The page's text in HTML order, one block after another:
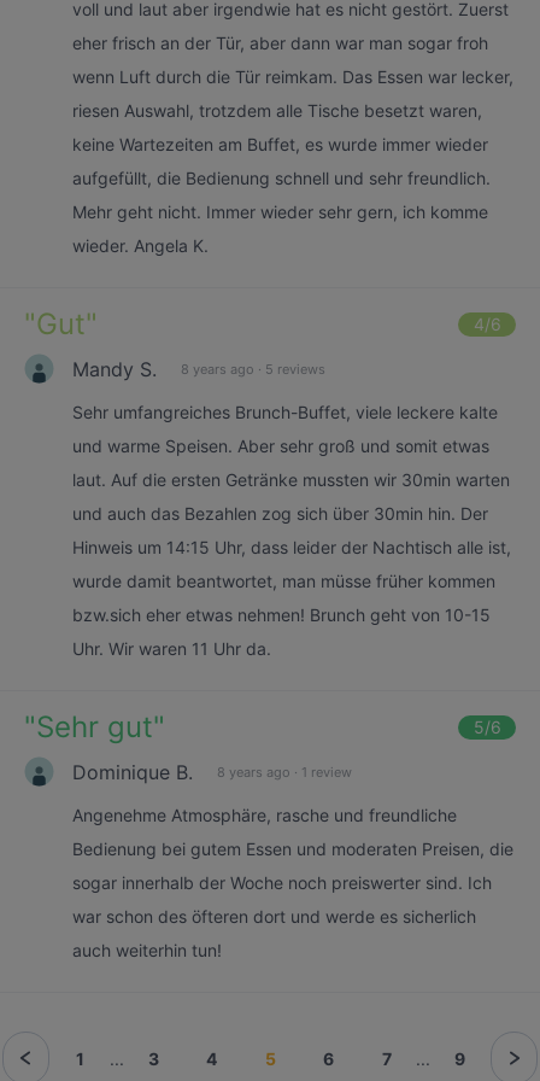
voll und laut aber irgendwie hat es nicht gestört. Zuerst
eher frisch an der Tür, aber dann war man sogar froh
wenn Luft durch die Tür reimkam. Das Essen war lecker,
riesen Auswahl, trotzdem alle Tische besetzt waren,
keine Wartezeiten am Buffet, es wurde immer wieder
aufgefüllt, die Bedienung schnell und sehr freundlich.
Mehr geht nicht. Immer wieder sehr gern, ich komme
wieder. Angela K.
"Gut" 4/6
Mandy S. 8 years ago · 5 reviews
Sehr umfangreiches Brunch-Buffet, viele leckere kalte
und warme Speisen. Aber sehr groß und somit etwas
laut. Auf die ersten Getränke mussten wir 30min warten
und auch das Bezahlen zog sich über 30min hin. Der
Hinweis um 14:15 Uhr, dass leider der Nachtisch alle ist,
wurde damit beantwortet, man müsse früher kommen
bzw.sich eher etwas nehmen! Brunch geht von 10-15
Uhr. Wir waren 11 Uhr da.
"Sehr gut" 5/6
Dominique B. 8 years ago · 1 review
Angenehme Atmosphäre, rasche und freundliche
Bedienung bei gutem Essen und moderaten Preisen, die
sogar innerhalb der Woche noch preiswerter sind. Ich
war schon des öfteren dort und werde es sicherlich
auch weiterhin tun!
1 ... 3 4 5 6 7 ... 9